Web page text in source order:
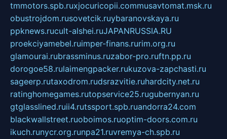
tmmotors.spb.ruxjocuricopii.commusavtomat.msk.ru
obustrojdom.rusovetcik.ruybaranovskaya.ru
ppknews.rucult-alshei.ruJAPANRUSSIA.RU
proekciyamebel.ruimper-finans.rurim.org.ru
glamourai.rubrassminus.ruzabor-pro.ruftn.pp.ru
dorogoe58.rulaimengpacker.rukuzova-zapchasti.ru
sageerp.rutaxodrom.rudsrazvitie.ruhardcity.net.ru
ratinghomegames.rutopservice25.rugubernyan.ru
gtglasslined.ruii4.rutssport.spb.ruandorra24.com
blackwallstreet.ruoboimos.ruoptim-doors.com.ru
ikuch.runycr.org.runpa21.ruvremya-ch.spb.ru